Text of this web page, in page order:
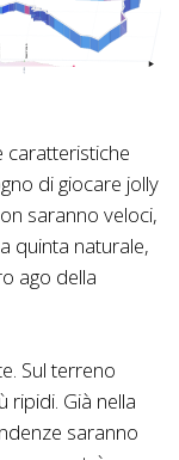
caratteristiche
di giocare jolly
saranno veloci,
quinta naturale,
ago della
Sul terreno
ripidi. Già nella
saranno